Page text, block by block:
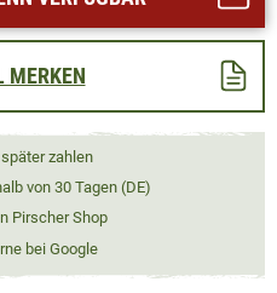
MERKEN
zahlen
von 30 Tagen (DE)
Pirscher Shop
bei Google